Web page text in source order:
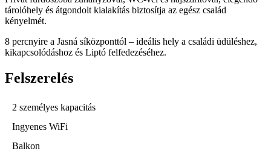
tárolóhely és átgondolt kialakítás biztosítja az egész család
kényelmét.
8 percnyire a Jasná síközponttól – ideális hely a családi üdüléshez,
kikapcsolódáshoz és Liptó felfedezéséhez.
Felszerelés
2 személyes kapacitás
Ingyenes WiFi
Balkon